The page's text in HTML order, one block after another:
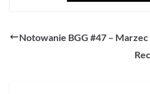
Notowanie BGG #47 – Marzec